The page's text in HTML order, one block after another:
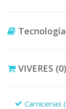
Tecnología
VIVERES (0)
Carnicerias